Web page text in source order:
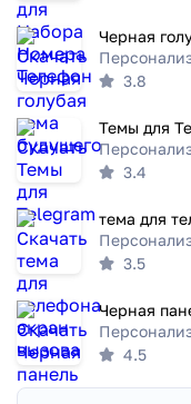
3.8
Темы для
3.4
3.5
4.5